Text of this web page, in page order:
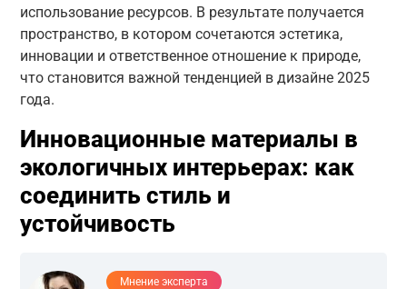
использование ресурсов. В результате получается
пространство, в котором сочетаются эстетика,
инновации и ответственное отношение к природе,
что становится важной тенденцией в дизайне 2025
года.
Инновационные материалы в
экологичных интерьерах: как
соединить стиль и
устойчивость
Мнение эксперта